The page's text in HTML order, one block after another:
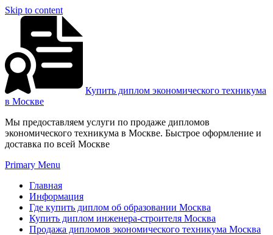
Skip to content
Купить диплом экономического техникума
в Москве
Мы предоставляем услуги по продаже дипломов
экономического техникума в Москве. Быстрое оформление и
доставка по всей Москве
Primary Menu
Главная
Информация
Где купить диплом об образовании Москва
Купить диплом инженера-строителя Москва
Продажа дипломов экономического техникума Москва